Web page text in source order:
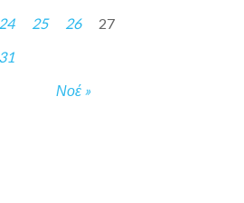
Νοέ »
24 25 26
27
31